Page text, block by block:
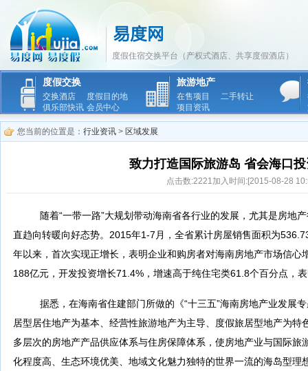
度假住宿交换平台（产权式酒店、共享度假酒店）
度假交换
交换酒店
度假目的地
俱乐部快讯 会员中心
旅游地产
在售项目
二手转让
项目资讯
您当前的位置是： 行业资讯 > 区域发展
致力打造国际旅游岛 省会海口
点击数:2221加入时间:[2015-08-28
随着“一带一路”大规划带动海南省各行业的发展，尤其是房地
直趋向转暖向好态势。2015年1-7月，全省累计房屋销售面积为
年以来，首次实现正增长，表明企业和购房者对海南房地产市场信心
188亿元，开发投资增长71.4%，增速高于纯住宅类61.8个百分点，
据悉，在海南省住建部门所做的《“十三五”海南房地产业发展
居型居住地产为基本、经营性旅游地产为主导、度假旅居型地产为
多层次的房地产产品供应体系与住房保障体系，使房地产业与国际
化程度高、生态环境优美、地域文化魅力独特的世界一流的海岛型理